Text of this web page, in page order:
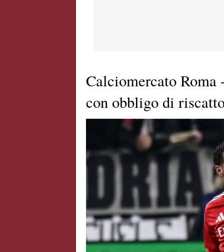
Calciomercato
con obbligo di